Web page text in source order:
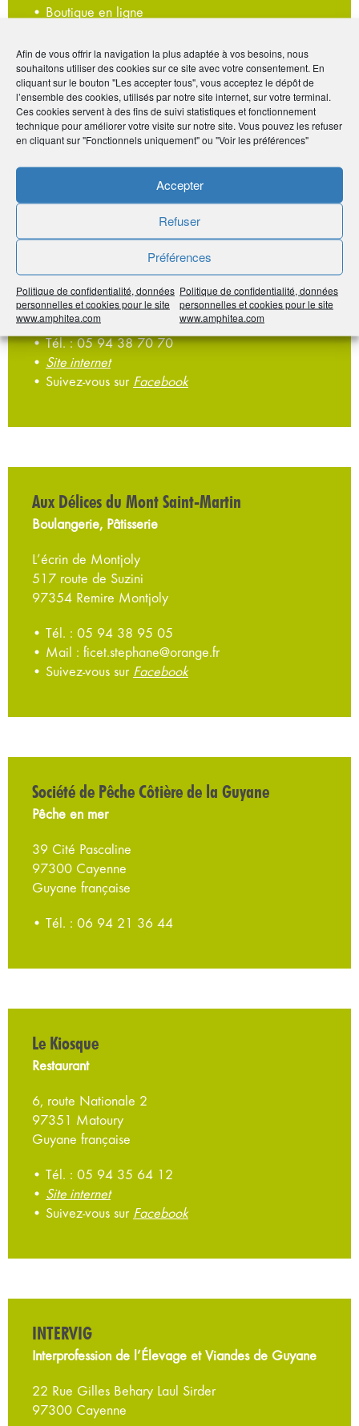
Afin de vous offrir la navigation la plus adaptée à vos besoins, nous
souhaitons utiliser des cookies sur ce site avec votre consentement. En
cliquant sur le bouton "Les accepter tous", vous acceptez le dépôt de
l’ensemble des cookies, utilisés par notre site internet, sur votre terminal.
Ces cookies servent à des fins de suivi statistiques et fonctionnement
technique pour améliorer votre visite sur notre site. Vous pouvez les refuser
en cliquant sur "Fonctionnels uniquement" ou "Voir les préférences"
Accepter
Refuser
Préférences
Politique de confidentialité, données
personnelles et cookies pour le site
www.amphitea.com
Politique de confidentialité, données
personnelles et cookies pour le site
www.amphitea.com
• Boutique en ligne
• Suivez-vous surInstagram
• Suivez-vous surTikTok
jus de fruits frais
3205, avenue de la Laitière
97355 Macouria
• Tél. : 05 94 38 70 70
• Site internet
• Suivez-vous sur Facebook
Aux Délices du Mont Saint-Martin
Boulangerie, Pâtisserie
L’écrin de Montjoly
517 route de Suzini
97354 Remire Montjoly
• Tél. : 05 94 38 95 05
• Mail : ficet.stephane@orange.fr
• Suivez-vous sur Facebook
Société de Pêche Côtière de la Guyane
Pêche en mer
39 Cité Pascaline
97300 Cayenne
Guyane française
• Tél. : 06 94 21 36 44
Le Kiosque
Restaurant
6, route Nationale 2
97351 Matoury
Guyane française
• Tél. : 05 94 35 64 12
• Site internet
• Suivez-vous sur Facebook
INTERVIG
Interprofession de l’Élevage et Viandes de Guyane
22 Rue Gilles Behary Laul Sirder
97300 Cayenne